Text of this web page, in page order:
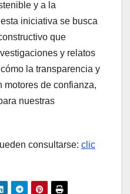
y a la
iniciativa se busca
que
y relatos
la transparencia y
motores de confianza,
nuestras
consultarse: clic